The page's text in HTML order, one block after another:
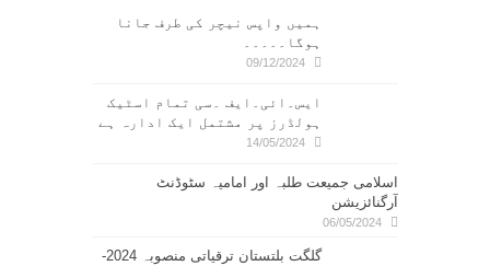
ہمیں واپس نیچر کی طرف جانا
ہوگا۔۔۔۔۔
09/12/2024
ایس۔ائی۔ایف ۔سی تمام اسٹیک
ہولڈرز پر مشتمل ایک ادارہ ہے
14/05/2024
اسلامی جمیعت طلبہ اور امامیہ سٹوڈنٹ
آرگنائزیشن
06/05/2024
گلگت بلتستان ترقیاتی منصوبہ 2024-